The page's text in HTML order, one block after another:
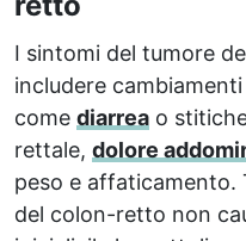
I sintomi del tumore
includere
come diarrea o
rettale, dolore
peso e affaticamento.
del colon-retto non